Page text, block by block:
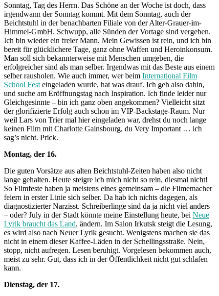
Sonntag, Tag des Herrn. Das Schöne an der Woche ist doch, dass
irgendwann der Sonntag kommt. Mit dem Sonntag, auch der
Beichtstuhl in der benachbarten Filiale von der Alter-Grauer-im-
Himmel-GmbH. Schwupp, alle Sünden der Vortage sind vergeben.
Ich bin wieder ein freier Mann. Mein Gewissen ist rein, und ich bin
bereit für glücklichere Tage, ganz ohne Waffen und Heroinkonsum.
Man soll sich bekannterweise mit Menschen umgeben, die
erfolgreicher sind als man selber. Irgendwas mit das Beste aus einem
selber rausholen. Wie auch immer, wer beim International Film
School Fest eingeladen wurde, hat was drauf. Ich geh also dahin,
und suche am Eröffnungstag nach Inspiration. Ich finde leider nur
Gleichgesinnte – bin ich ganz oben angekommen? Vielleicht sitzt
der glorifizierte Erfolg auch schon im VIP-Backstage-Raum. Nur
weil Lars von Trier mal hier eingeladen war, drehst du noch lange
keinen Film mit Charlotte Gainsbourg, du Very Important … ich
sag’s nicht. Prick.
Montag, der 16.
Die guten Vorsätze aus alten Beichtstuhl-Zeiten haben also nicht
lange gehalten. Heute steigre ich mich nicht so rein, diesmal nicht!
So Filmfeste haben ja meistens eines gemeinsam – die Filmemacher
feiern in erster Linie sich selber. Da hab ich nichts dagegen, als
diagnostizierter Narzisst. Schreiberlinge sind da ja nicht viel anders
– oder? July in der Stadt könnte meine Einstellung heute, bei Neue
Lyrik braucht das Land, ändern. Im Salon Irkutsk steigt die Lesung,
es wird also nach Neuer Lyrik gesucht. Wenigstens machen sie das
nicht in einem dieser Kaffee-Läden in der Schellingsstraße. Nein,
stopp, nicht aufregen. Lesen beruhigt. Vorgelesen bekommen auch,
meist zu sehr. Gut, dass ich in der Öffentlichkeit nicht gut schlafen
kann.
Dienstag, der 17.